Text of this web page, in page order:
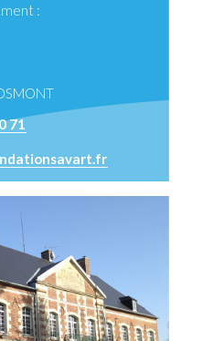
:
71